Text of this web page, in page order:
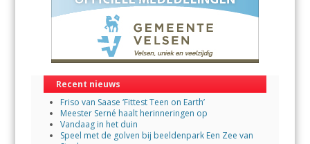
Recent nieuws
Friso van Saase ‘Fittest Teen on Earth’
Meester Serné haalt herinneringen op
Vandaag in het duin
Speel met de golven bij beeldenpark Een Zee van